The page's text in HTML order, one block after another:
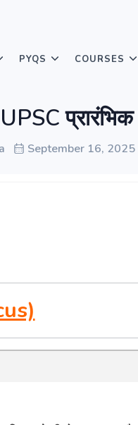
PYQS COURSES
September 16, 2025